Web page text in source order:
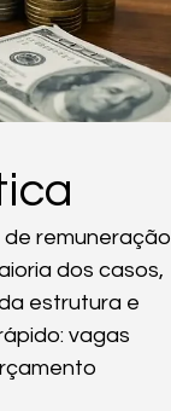
remuneração
dos casos,
estrutura e
vagas